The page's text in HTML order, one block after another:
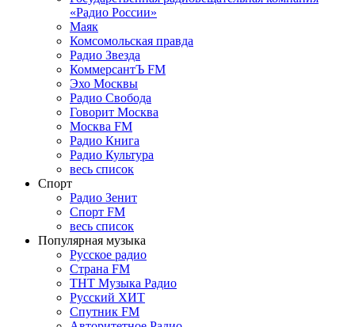
«Радио России»
Маяк
Комсомольская правда
Радио Звезда
КоммерсантЪ FM
Эхо Москвы
Радио Свобода
Говорит Москва
Москва FM
Радио Книга
Радио Культура
весь список
Спорт
Радио Зенит
Спорт FM
весь список
Популярная музыка
Русское радио
Страна FM
ТНТ Музыка Радио
Русский ХИТ
Спутник FM